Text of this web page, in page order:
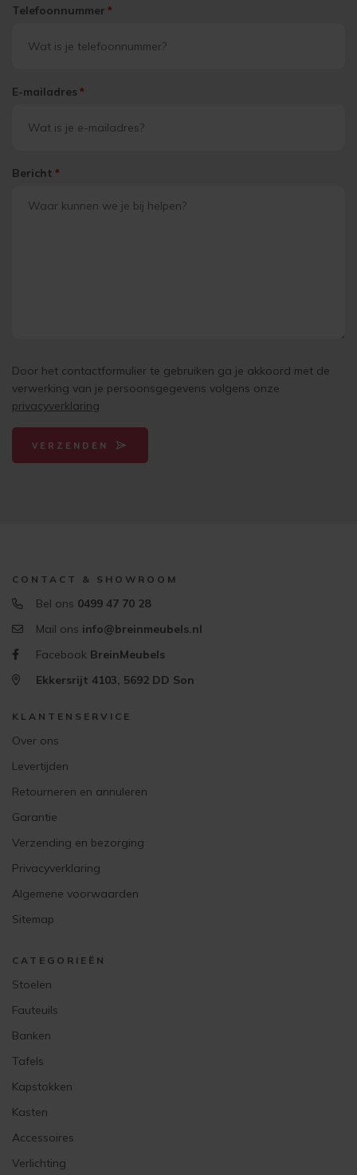
Telefoonnummer *
E-mailadres *
Bericht *
Door het contactformulier te gebruiken ga je akkoord met de
verwerking van je persoonsgegevens volgens onze
privacyverklaring
VERZENDEN
CONTACT & SHOWROOM
Bel ons 0499 47 70 28
Mail ons info@breinmeubels.nl
Facebook BreinMeubels
Ekkersrijt 4103, 5692 DD Son
KLANTENSERVICE
Over ons
Levertijden
Retourneren en annuleren
Garantie
Verzending en bezorging
Privacyverklaring
Algemene voorwaarden
Sitemap
CATEGORIEËN
Stoelen
Fauteuils
Banken
Tafels
Kapstokken
Kasten
Accessoires
Verlichting